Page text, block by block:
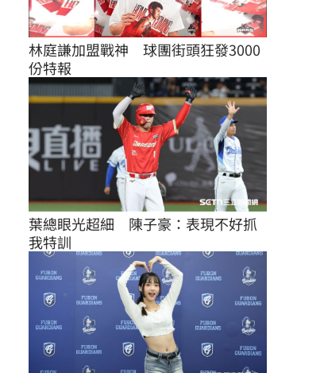
林庭謙加盟戰神　球團街頭狂發3000
份特報
葉總眼光超細　陳子豪：表現不好抓
我特訓